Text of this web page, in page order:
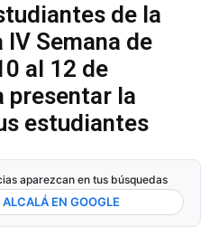
de la
Semana de
al 12 de
presentar la
estudiantes
aparezcan en tus búsquedas
EN GOOGLE